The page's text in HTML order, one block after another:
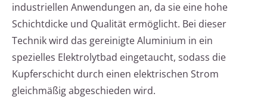
industriellen Anwendungen an, da sie eine hohe
Schichtdicke und Qualität ermöglicht. Bei dieser
Technik wird das gereinigte Aluminium in ein
spezielles Elektrolytbad eingetaucht, sodass die
Kupferschicht durch einen elektrischen Strom
gleichmäßig abgeschieden wird.